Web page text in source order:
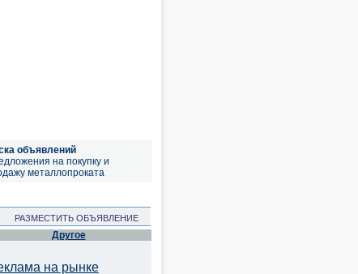
объявлений
на покупку и
металлопроката
РАЗМЕСТИТЬ ОБЪЯВЛЕНИЕ
Другое
на рынке